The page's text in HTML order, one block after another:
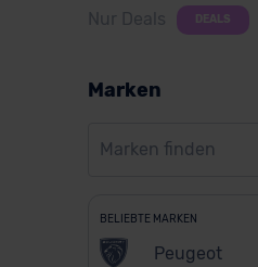
Nur Deals DEALS
Marken
BELIEBTE MARKEN
Peugeot